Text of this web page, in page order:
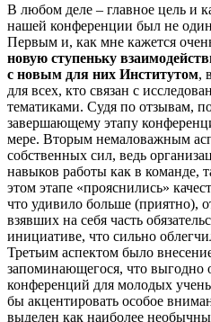
В любом деле – главное цель и
нашей конференции был не
Первым и, как мне кажется
новую ступеньку
с новым для них Институтом,
для всех, кто связан с
тематиками. Судя по отзывам,
завершающему этапу
мере. Вторым немаловажным
собственных сил, ведь
навыков работы как в команде,
этом этапе «прояснились»
что удивило больше (приятно),
взявших на себя часть
инициативе, что сильно
Третьим аспектом было
запоминающегося, что выгодно
конференций для молодых
бы акцентировать особое
выделен как наиболее